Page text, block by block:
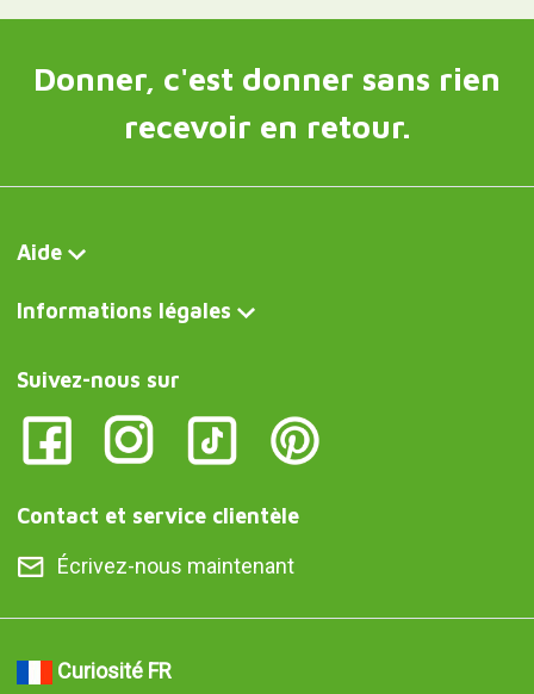
Donner, c'est donner sans rien
recevoir en retour.
Aide
Informations légales
Suivez-nous sur
Contact et service clientèle
Écrivez-nous maintenant
Curiosité FR